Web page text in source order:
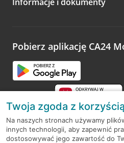
Zachęcamy do podzielenia się z
opinie.
Pobierz aplikację CA24
RODO
Twoja zgoda z
Na naszych stronach używamy
innych technologii, aby zapewnić
dostosowywać jego zawartość do